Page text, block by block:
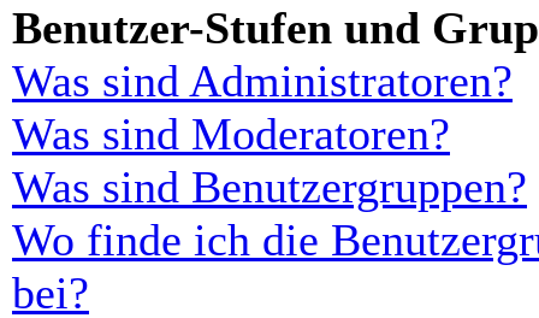
Benutzer-Stufen und
Was sind Administratoren?
Was sind Moderatoren?
Was sind Benutzergruppen?
Wo finde ich die
bei?